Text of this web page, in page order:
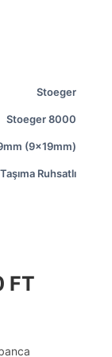
Stoeger
Stoeger 8000
(9x19mm)
Taşıma Ruhsatlı
FT